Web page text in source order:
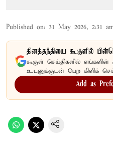
Published on: 31 May 2026, 2:31
தினத்தந்தியை கூகுளில்
கூகுள் செய்திகளில் எங்களின்
உடனுக்குடன் பெற கிளிக்
Add as